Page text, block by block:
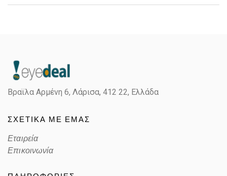
Color
Lens Color GRADIENT GRAY
Color code
Βραϊλα Αρμένη 6, Λάρισα, 412 22, Ελλάδα
ΣΧΕΤΙΚΑ ΜΕ ΕΜΑΣ
Εταιρεία
Επικοινωνία